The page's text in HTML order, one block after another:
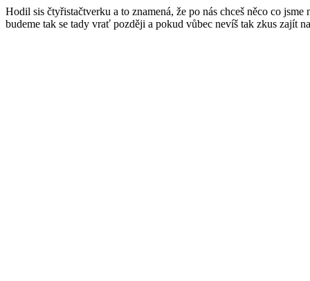
Hodil sis čtyřistačtverku a to znamená, že po nás chceš něco co
budeme tak se tady vrať později a pokud vůbec nevíš tak zkus zajít